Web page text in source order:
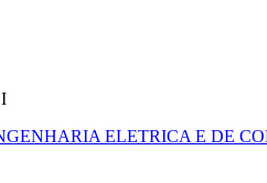
ELETRICA E DE